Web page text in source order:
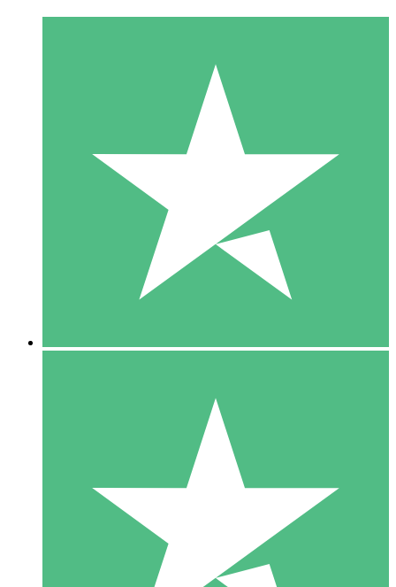
Paquetes de Créditos Individuales
Paga según el uso con créditos de descarga. Sin compromiso
10 00
10 Descargas
20 00